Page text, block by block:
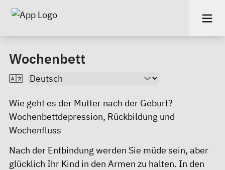
Wochenbett
Wie geht es der Mutter nach der Geburt?
Wochenbettdepression, Rückbildung und
Wochenfluss
Nach der Entbindung werden Sie müde sein, aber
glücklich Ihr Kind in den Armen zu halten. In den